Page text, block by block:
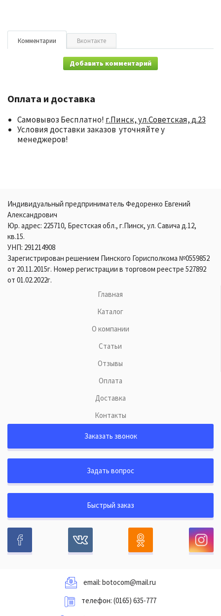
Комментарии Вконтакте
Добавить комментарий
Оплата и доставка
Самовывоз Бесплатно! г.Пинск, ул.Советская, д.23
Условия доставки заказов уточняйте у
менеджеров!
Индивидуальный предприниматель Федоренко Евгений
Александрович
Юр. адрес: 225710, Брестская обл., г.Пинск, ул. Савича д.12,
кв.15.
УНП: 291214908
Зарегистрирован решением Пинского Горисполкома №0559852
от 20.11.2015г. Номер регистрации в торговом реестре 527892
от 01.02.2022г.
Главная
Каталог
О компании
Статьи
Отзывы
Оплата
Доставка
Контакты
Заказать звонок
Задать вопрос
Быстрый заказ
email: botocom@mail.ru
телефон: (0165) 635-777